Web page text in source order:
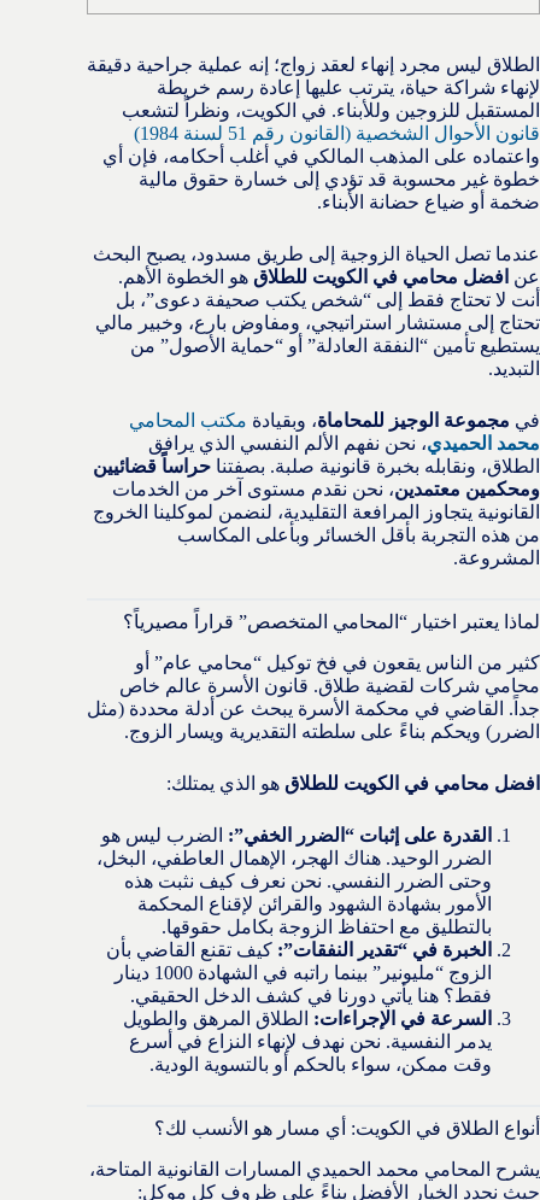
الطلاق ليس مجرد إنهاء لعقد زواج؛ إنه عملية جراحية دقيقة
لإنهاء شراكة حياة، يترتب عليها إعادة رسم خريطة
المستقبل للزوجين وللأبناء. في الكويت، ونظراً لتشعب
قانون الأحوال الشخصية (القانون رقم 51 لسنة 1984)
واعتماده على المذهب المالكي في أغلب أحكامه، فإن أي
خطوة غير محسوبة قد تؤدي إلى خسارة حقوق مالية
ضخمة أو ضياع حضانة الأبناء.
عندما تصل الحياة الزوجية إلى طريق مسدود، يصبح البحث
عن افضل محامي في الكويت للطلاق هو الخطوة الأهم.
أنت لا تحتاج فقط إلى “شخص يكتب صحيفة دعوى”، بل
تحتاج إلى مستشار استراتيجي، ومفاوض بارع، وخبير مالي
يستطيع تأمين “النفقة العادلة” أو “حماية الأصول” من
التبديد.
في مجموعة الوجيز للمحاماة، وبقيادة مكتب المحامي
محمد الحميدي، نحن نفهم الألم النفسي الذي يرافق
الطلاق، ونقابله بخبرة قانونية صلبة. بصفتنا حراساً قضائيين
ومحكمين معتمدين، نحن نقدم مستوى آخر من الخدمات
القانونية يتجاوز المرافعة التقليدية، لنضمن لموكلينا الخروج
من هذه التجربة بأقل الخسائر وبأعلى المكاسب
المشروعة.
لماذا يعتبر اختيار “المحامي المتخصص” قراراً مصيرياً؟
كثير من الناس يقعون في فخ توكيل “محامي عام” أو
محامي شركات لقضية طلاق. قانون الأسرة عالم خاص
جداً. القاضي في محكمة الأسرة يبحث عن أدلة محددة (مثل
الضرر) ويحكم بناءً على سلطته التقديرية ويسار الزوج.
افضل محامي في الكويت للطلاق هو الذي يمتلك:
القدرة على إثبات “الضرر الخفي”: الضرب ليس هو
الضرر الوحيد. هناك الهجر، الإهمال العاطفي، البخل،
وحتى الضرر النفسي. نحن نعرف كيف نثبت هذه
الأمور بشهادة الشهود والقرائن لإقناع المحكمة
بالتطليق مع احتفاظ الزوجة بكامل حقوقها.
الخبرة في “تقدير النفقات”: كيف تقنع القاضي بأن
الزوج “مليونير” بينما راتبه في الشهادة 1000 دينار
فقط؟ هنا يأتي دورنا في كشف الدخل الحقيقي.
السرعة في الإجراءات: الطلاق المرهق والطويل
يدمر النفسية. نحن نهدف لإنهاء النزاع في أسرع
وقت ممكن، سواء بالحكم أو بالتسوية الودية.
أنواع الطلاق في الكويت: أي مسار هو الأنسب لك؟
يشرح المحامي محمد الحميدي المسارات القانونية المتاحة،
حيث نحدد الخيار الأفضل بناءً على ظروف كل موكل: